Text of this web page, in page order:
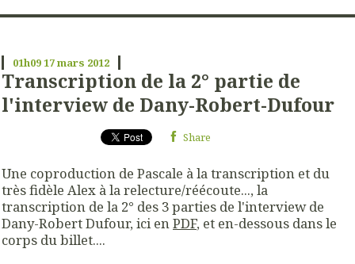
01h0917mars 2012
Transcription de la 2° partie de
l'interview de Dany-Robert-Dufour
Share
Une coproduction de Pascale à la transcription et du
très fidèle Alex à la relecture/réécoute..., la
transcription de la 2° des 3 parties de l'interview de
Dany-Robert Dufour, ici enPDF, et en-dessous dans le
corps du billet....